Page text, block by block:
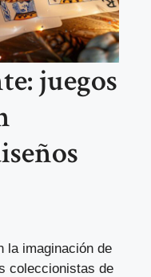
juegos
la imaginación de
coleccionistas de